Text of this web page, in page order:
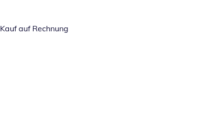
Kauf auf Rechnung